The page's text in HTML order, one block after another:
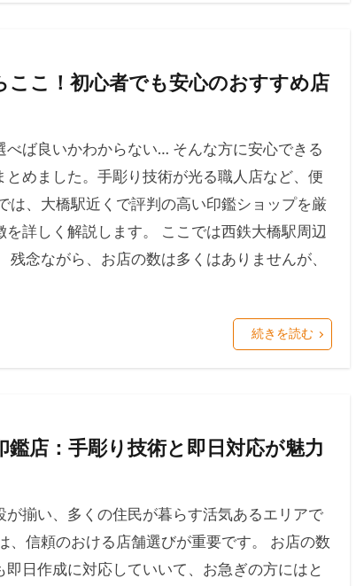
ここ！初心者でも安心のおすすめ店
ば良いかわからない… そんな方に安心できる
めました。手彫り技術が光る職人店など、便
は、大橋駅近くで評判の高い印鑑ショップを厳
詳しく解説します。 ここでは西鉄大橋駅周辺
念ながら、お店の数は多くはありませんが、
続きを読む
店：手彫り技術と即日対応が魅力
揃い、多くの住民が暮らす活気あるエリアで
、信頼のおける店舗選びが重要です。 お店の数
日作成に対応していいて、お急ぎの方にはと